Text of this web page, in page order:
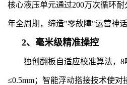
核心液压单元通过200万次循环
年全周期，缔造"零故障"运营神话
2、毫米级精准操控
独创翻板自适应校准算法，8
≤0.5mm；智能浮动搭接技术使